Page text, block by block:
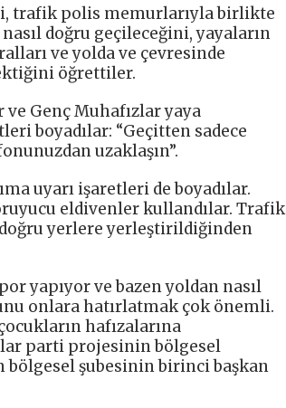
trafik polis memurlarıyla birlikte
doğru geçileceğini, yayaların
ve yolda ve çevresinde
öğrettiler.
Genç Muhafızlar yaya
boyadılar: “Geçitten sadece
uzaklaşın”.
uyarı işaretleri de boyadılar.
eldivenler kullandılar. Trafik
yerlere yerleştirildiğinden
yapıyor ve bazen yoldan nasıl
onlara hatırlatmak çok önemli.
hafızalarına
parti projesinin bölgesel
bölgesel şubesinin birinci başkan